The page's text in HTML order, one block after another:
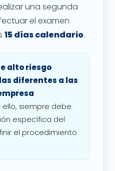
una segunda
el examen
15 días calendario.
alto riesgo
diferentes a las
ello, siempre debe
específica del
el procedimiento